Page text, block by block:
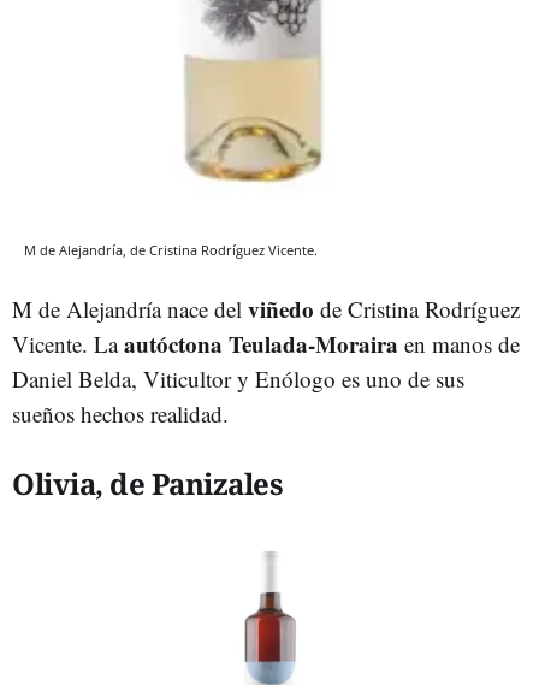
M de Alejandría, de Cristina Rodríguez Vicente.
M de Alejandría nace del viñedo de Cristina Rodríguez
Vicente. Laautóctona Teulada-Moraira en manos de
Daniel Belda, Viticultor y Enólogo es uno de sus
sueños hechos realidad.
Olivia, de Panizales